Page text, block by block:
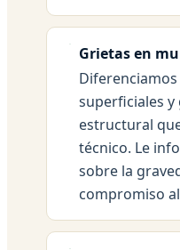
Grietas en
superficiales
estructural
técnico. Le
sobre la
compromiso